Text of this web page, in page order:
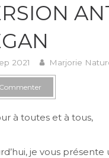
2021 Marjorie
Commenter
à toutes et à tous,
je vous